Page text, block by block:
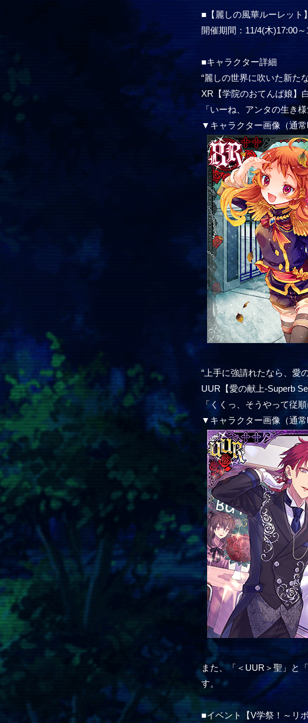
■【麗しの風華ルーレット】
開催期間：11/4(木)17:00
■キャラクター詳細
“麗しの世界に吹いた新た
XR【学院のおてんば娘】
「いーね、アンタの生き
▼キャラクター画像（通常
“上手に強請れたなら、愛
UUR【愛の献上-Superb
「くくっ、そうやって従
▼キャラクター画像（通常
また、「＜UUR＞聖」と
す。
■イベント【V学祭！～リ